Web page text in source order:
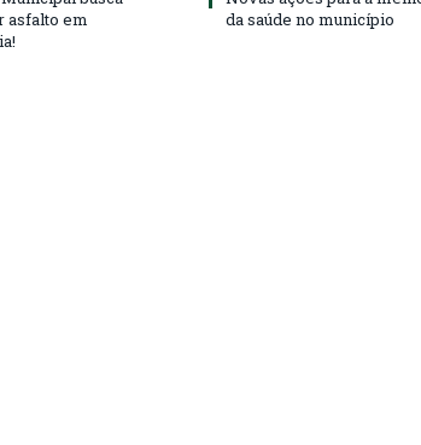
asfalto em
da saúde no município